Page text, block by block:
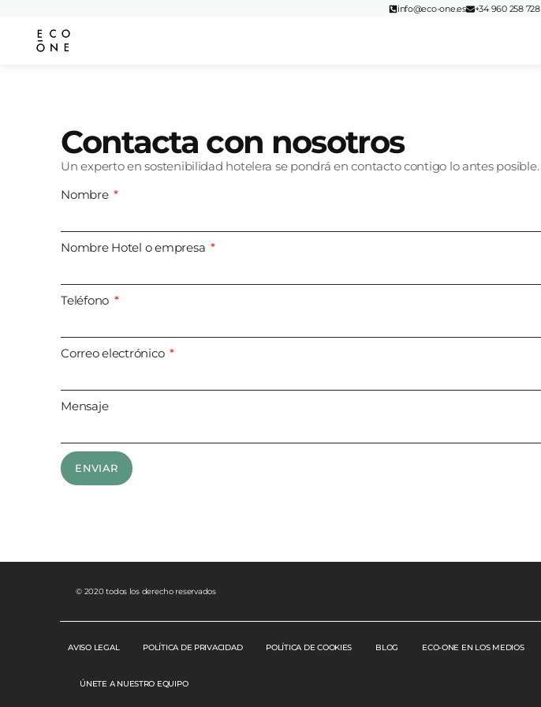
info@eco-one.es +34 960 258 728
Contacta con nosotros
Un experto en sostenibilidad hotelera se pondrá en contacto contigo lo antes posible.
Nombre
Nombre Hotel o empresa
Teléfono
Correo electrónico
Mensaje
ENVIAR
© 2020 todos los derecho reservados
AVISO LEGAL POLÍTICA DE PRIVACIDAD POLÍTICA DE COOKIES BLOG ECO-ONE EN LOS MEDIOS
ÚNETE A NUESTRO EQUIPO